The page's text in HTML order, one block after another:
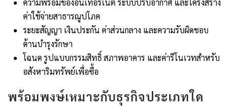
ความพร้อมของอินเทอร์เน็ต ระบบปรับอากาศ และโครงสร้าง
ค่าใช้จ่ายสาธารณูปโภค
ระยะสัญญา เงินประกัน ค่าส่วนกลาง และความรับผิดชอบ
ด้านบำรุงรักษา
โฉนด รูปแบบกรรมสิทธิ์ สภาพอาคาร และค่ารีโนเวทสำหรับ
อสังหาริมทรัพย์เพื่อซื้อ
พร้อมพงษ์เหมาะกับธุรกิจประเภทใด